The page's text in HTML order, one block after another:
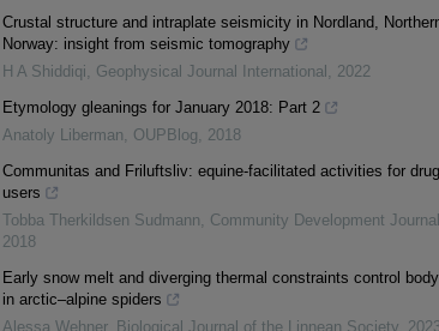
Crustal structure and intraplate seismicity in Nordland,
Norway: insight from seismic tomography
H A Shiddiqi, Geophysical Journal International , 2022
Etymology gleanings for January 2018: Part 2
Anatoly Liberman, OUPBlog, 2018
Communitas and Friluftsliv: equine-facilitated activities for drug
users
Tobba Therkildsen Sudmann, Community Development Journal
2018
Early snow melt and diverging thermal constraints control
in arctic–alpine spiders
Alessa Wehner, Biological Journal of the Linnean Society,